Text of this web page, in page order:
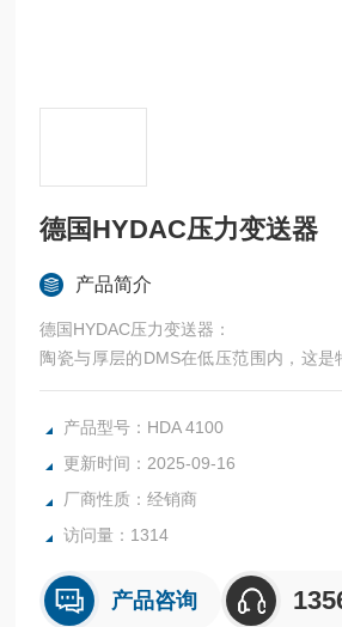
德国HYDAC压力变送器
产品简介
德国HYDAC压力变送器：
陶瓷与厚层的DMS在低压范围内，这是
对压力的压力测量单元的压力换能器串
... 20 mA或0 ... 10V连接到所有的测量
制冷和空调，食品和医药行业中的应用
用。
产品型号：HDA 4100
更新时间：2025-09-16
厂商性质：经销商
访问量：1314
产品咨询